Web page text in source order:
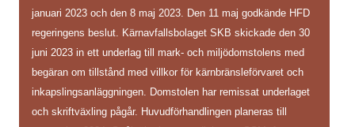
januari 2023 och den 8 maj 2023. Den 11 maj godkände HFD
regeringens beslut. Kärnavfallsbolaget SKB skickade den 30
juni 2023 in ett underlag till mark- och miljödomstolens med
begäran om tillstånd med villkor för kärnbränsleförvaret och
inkapslingsanläggningen. Domstolen har remissat underlaget
och skriftväxling pågår. Huvudförhandlingen planeras till